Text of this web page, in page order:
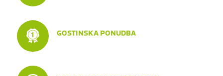
GOSTINSKA PONUDBA